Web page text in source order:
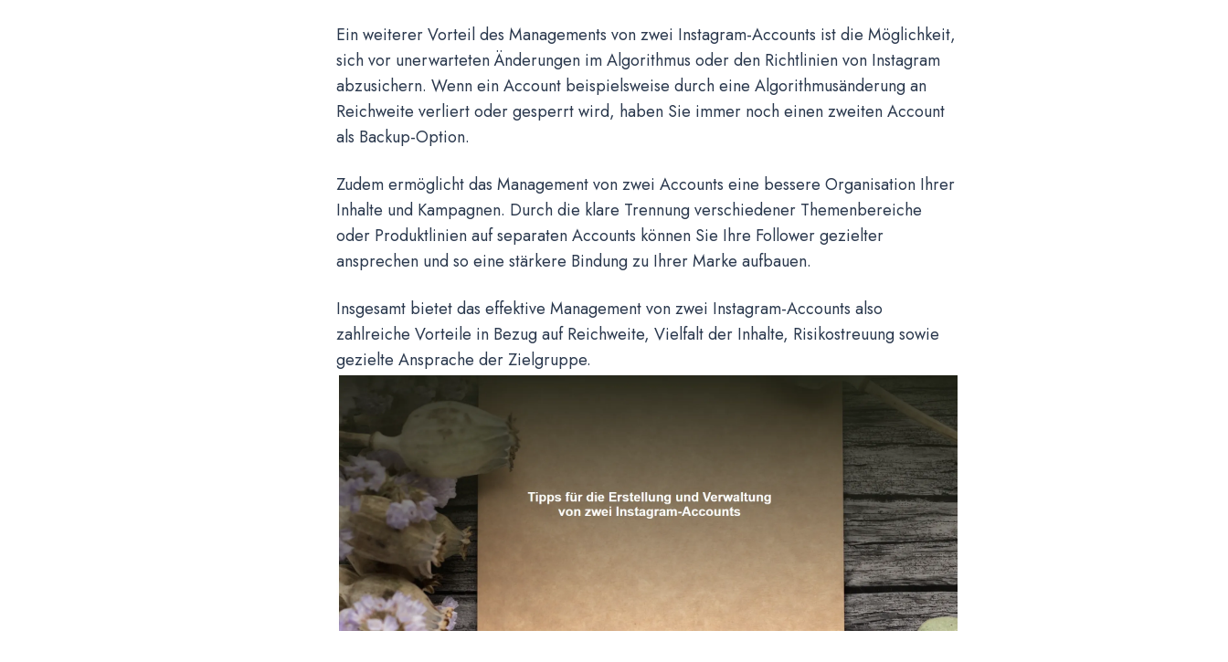
Ein weiterer Vorteil des Managements von zwei Instagram-Accounts ist die Möglichkeit,
sich vor unerwarteten Änderungen im Algorithmus oder den Richtlinien von Instagram
abzusichern. Wenn ein Account beispielsweise durch eine Algorithmusänderung an
Reichweite verliert oder gesperrt wird, haben Sie immer noch einen zweiten Account
als Backup-Option.
Zudem ermöglicht das Management von zwei Accounts eine bessere Organisation Ihrer
Inhalte und Kampagnen. Durch die klare Trennung verschiedener Themenbereiche
oder Produktlinien auf separaten Accounts können Sie Ihre Follower gezielter
ansprechen und so eine stärkere Bindung zu Ihrer Marke aufbauen.
Insgesamt bietet das effektive Management von zwei Instagram-Accounts also
zahlreiche Vorteile in Bezug auf Reichweite, Vielfalt der Inhalte, Risikostreuung sowie
gezielte Ansprache der Zielgruppe.